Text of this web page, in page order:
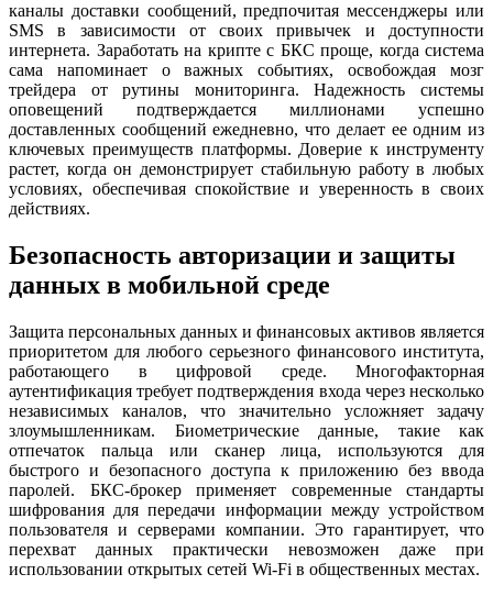
каналы доставки сообщений, предпочитая мессенджеры или
SMS в зависимости от своих привычек и доступности
интернета. Заработать на крипте с БКС проще, когда система
сама напоминает о важных событиях, освобождая мозг
трейдера от рутины мониторинга. Надежность системы
оповещений подтверждается миллионами успешно
доставленных сообщений ежедневно, что делает ее одним из
ключевых преимуществ платформы. Доверие к инструменту
растет, когда он демонстрирует стабильную работу в любых
условиях, обеспечивая спокойствие и уверенность в своих
действиях.
Безопасность авторизации и защиты
данных в мобильной среде
Защита персональных данных и финансовых активов является
приоритетом для любого серьезного финансового института,
работающего в цифровой среде. Многофакторная
аутентификация требует подтверждения входа через несколько
независимых каналов, что значительно усложняет задачу
злоумышленникам. Биометрические данные, такие как
отпечаток пальца или сканер лица, используются для
быстрого и безопасного доступа к приложению без ввода
паролей. БКС-брокер применяет современные стандарты
шифрования для передачи информации между устройством
пользователя и серверами компании. Это гарантирует, что
перехват данных практически невозможен даже при
использовании открытых сетей Wi-Fi в общественных местах.